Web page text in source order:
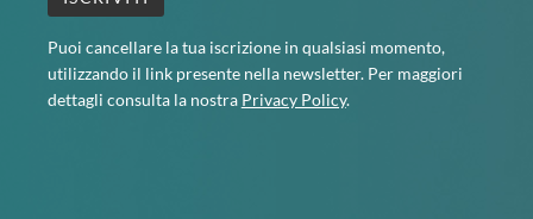
Puoi cancellare la tua iscrizione in qualsiasi momento,
utilizzando il link presente nella newsletter. Per maggiori
dettagli consulta la nostra Privacy Policy.